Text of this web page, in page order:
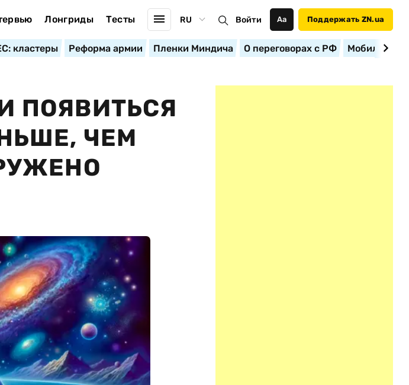
Лонгриды Тесты RU Войти Аа Поддержать ZN.ua
кластеры Реформа армии Пленки Миндича О переговорах с РФ
ПОЯВИТЬСЯ
ЧЕМ